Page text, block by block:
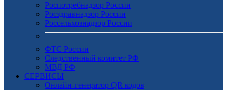
Роспотребнадзор России
Росздравнадзор России
Россельхознадзор России
ФТС России
Следственный комитет РФ
МВД РФ
СЕРВИСЫ
Онлайн-генератор QR кодов